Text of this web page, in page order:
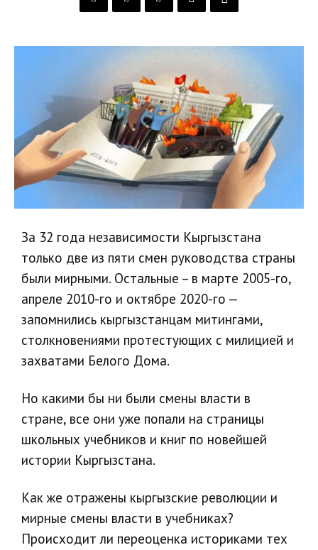
За 32 года независимости Кыргызстана
только две из пяти смен руководства страны
были мирными. Остальные – в марте 2005-го,
апреле 2010-го и октябре 2020-го —
запомнились кыргызстанцам митингами,
столкновениями протестующих с милицией и
захватами Белого Дома.
Но какими бы ни были смены власти в
стране, все они уже попали на страницы
школьных учебников и книг по новейшей
истории Кыргызстана.
Как же отражены кыргызские революции и
мирные смены власти в учебниках?
Происходит ли переоценка историками тех